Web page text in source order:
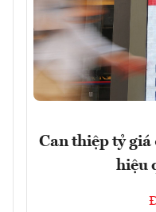
Can thiệp tỷ
hiệu